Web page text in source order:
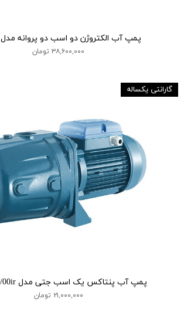
پمپ آب الکتروژن دو اسب دو پروانه مدل CB210
۳۸,۶۰۰,۰۰۰ تومان
پمپ آب پنتاکس یک اسب جتی مدل CAM100/00ir
۲۱,۰۰۰,۰۰۰ تومان
گارانتی یکساله